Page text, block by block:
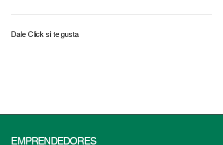
Dale Click si te gusta
EMPRENDEDORES